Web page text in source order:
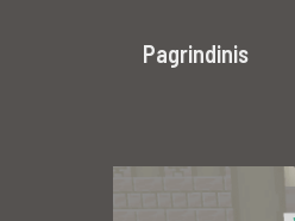
Pagrindinis